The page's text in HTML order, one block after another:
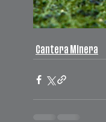
Cantera Minera